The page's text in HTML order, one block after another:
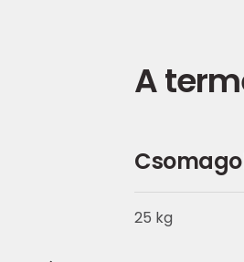
A
25 kg